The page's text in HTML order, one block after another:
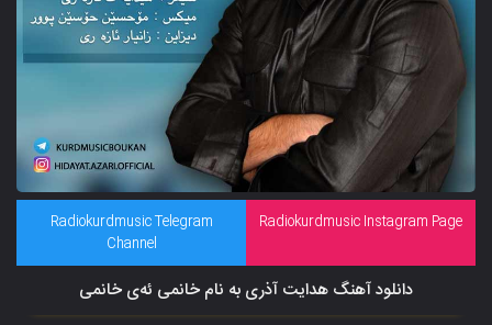
Radiokurdmusic Instagram Page
Radiokurdmusic Telegram
Channel
دانلود آهنگ هدایت آذری به نام خانمی ئەی خانمی